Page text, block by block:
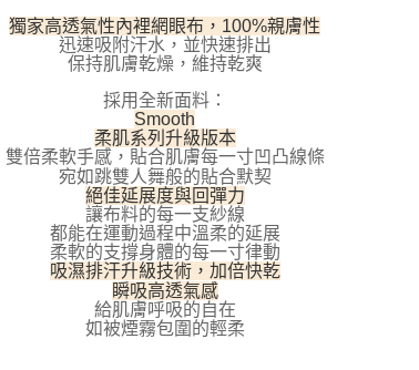
５．嚴禁一人註冊多個帳號或使用他人
形，恩沛科技股份有限公司將有權停止
動。
獨家高透氣性內裡網眼布，100%親膚性
迅速吸附汗水，並快速排出
保持肌膚乾燥，維持乾爽
採用全新面料：
Smooth
柔肌系列升級版本
雙倍柔軟手感，貼合肌膚每一寸凹凸線條
宛如跳雙人舞般的貼合默契
絕佳延展度與回彈力
讓布料的每一支紗線
都能在運動過程中溫柔的延展
柔軟的支撐身體的每一寸律動
吸濕排汗升級技術，加倍快乾
瞬吸高透氣感
給肌膚呼吸的自在
如被煙霧包圍的輕柔